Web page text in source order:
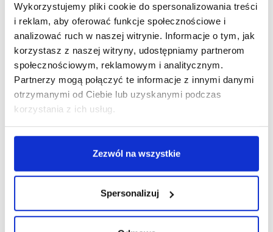
Wykorzystujemy pliki cookie do spersonalizowania treści
i reklam, aby oferować funkcje społecznościowe i
analizować ruch w naszej witrynie. Informacje o tym, jak
korzystasz z naszej witryny, udostępniamy partnerom
społecznościowym, reklamowym i analitycznym.
Partnerzy mogą połączyć te informacje z innymi danymi
otrzymanymi od Ciebie lub uzyskanymi podczas
korzystania z ich usług.
Zezwól na wszystkie
Spersonalizuj
11/10/2022 Sephora